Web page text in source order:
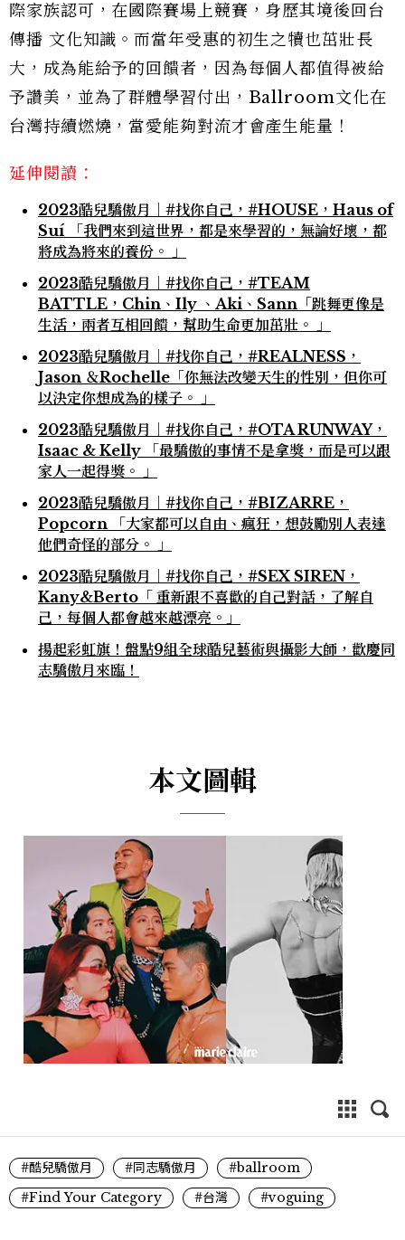
際家族認可，在國際賽場上競賽，身歷其境後回台
傳播 文化知識。而當年受惠的初生之犢也茁壯長
大，成為能給予的回饋者，因為每個人都值得被給
予讚美，並為了群體學習付出，Ballroom文化在
台灣持續燃燒，當愛能夠對流才會產生能量！
延伸閱讀：
2023酷兒驕傲月｜#找你自己，#HOUSE，Haus of
Suí 「我們來到這世界，都是來學習的，無論好壞，都
將成為將來的養份。 」
2023酷兒驕傲月｜#找你自己，#TEAM
BATTLE，Chin、Ily 、Aki、Sann「跳舞更像是
生活，兩者互相回饋，幫助生命更加茁壯。 」
2023酷兒驕傲月｜#找你自己，#REALNESS，
Jason ＆Rochelle「你無法改變天生的性別，但你可
以決定你想成為的樣子。 」
2023酷兒驕傲月｜#找你自己，#OTA RUNWAY，
Isaac & Kelly 「最驕傲的事情不是拿獎，而是可以跟
家人一起得獎。 」
2023酷兒驕傲月｜#找你自己，#BIZARRE，
Popcorn 「大家都可以自由、瘋狂，想鼓勵別人表達
他們奇怪的部分。 」
2023酷兒驕傲月｜#找你自己，#SEX SIREN，
Kany&Berto「 重新跟不喜歡的自己對話，了解自
己，每個人都會越來越漂亮。」
揚起彩虹旗！盤點9組全球酷兒藝術與攝影大師，歡慶同
志驕傲月來臨！
本文圖輯
#酷兒驕傲月 #同志驕傲月
#ballroom
#Find Your Category
#台灣 #voguing